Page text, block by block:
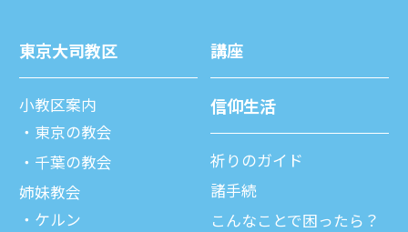
東京⼤司教区
⼩教区案内
東京の教会
千葉の教会
姉妹教会
ケルン
講座
信仰⽣活
祈りのガイド
諸⼿続
こんなことで困ったら？